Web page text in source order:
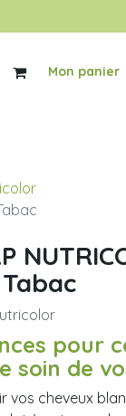
Mon panier
pour
soin de
vos cheveux